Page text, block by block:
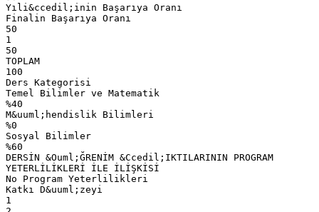
Yıli&ccedil;inin Başarıya Oranı
Finalin Başarıya Oranı
50
1
50
TOPLAM
100
Ders Kategorisi
Temel Bilimler ve Matematik
%40
M&uuml;hendislik Bilimleri
%0
Sosyal Bilimler
%60
DERSİN &Ouml;ĞRENİM &Ccedil;IKTILARININ PROGRAM
YETERLİLİKLERİ İLE İLİŞKİSİ
No Program Yeterlilikleri
Katkı D&uuml;zeyi
1